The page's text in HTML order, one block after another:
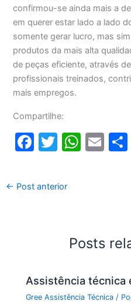
confirmou-se ainda mais a
em querer estar lado a lado
somente gerar lucro, mas
produtos da mais alta
de peças eficiente, através
profissionais treinados,
mais empregos.
Compartilhe:
F
c
e
k
T
itt
er
W
p
p
E
← Post anterior
Posts
Assistência técnica
Gree Assistência Técnica /